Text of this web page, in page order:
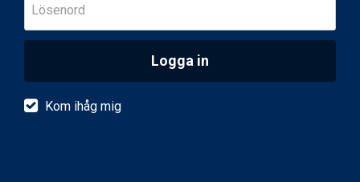
Lösenord
Logga in
Kom ihåg mig